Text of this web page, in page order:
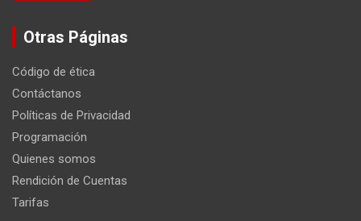
Otras Páginas
Código de ética
Contáctanos
Políticas de Privacidad
Programación
Quienes somos
Rendición de Cuentas
Tarifas